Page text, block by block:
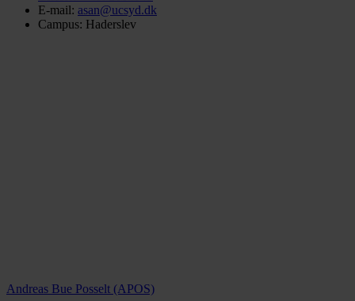
E-mail: asan@ucsyd.dk
Campus: Haderslev
Andreas Bue Posselt (APOS)